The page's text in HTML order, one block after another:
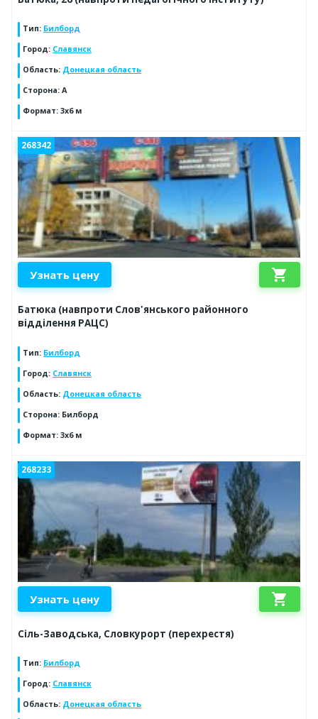
Тип: Билборд
Город: Славянск
Область: Донецкая область
Сторона: А
Формат: 3х6 м
268342
Узнать цену shopping_cart
Батюка (навпроти Слов'янського районного
відділення РАЦС)
Тип: Билборд
Город: Славянск
Область: Донецкая область
Сторона: Билборд
Формат: 3х6 м
268233
Узнать цену shopping_cart
Сіль-Заводська, Словкурорт (перехрестя)
Тип: Билборд
Город: Славянск
Область: Донецкая область